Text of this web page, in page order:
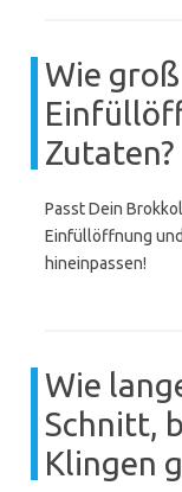
Wie
Zutaten?
Passt Dein
Einfüllöffnung
hineinpassen!
Wie
Schnitt,
Klingen